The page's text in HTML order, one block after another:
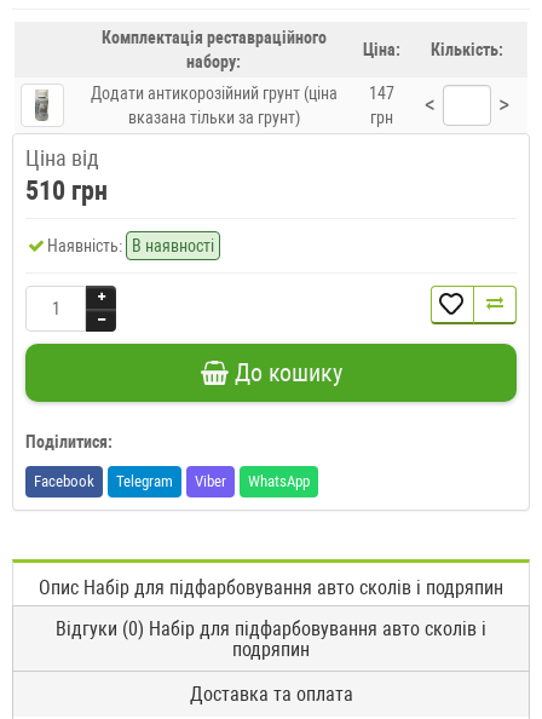
Комплектація реставраційного
набору:
Ціна: Кількість:
Додати антикорозійний грунт (ціна
вказана тільки за грунт)
147
грн
< >
Ціна від
510 грн
Наявність: В наявності
До кошику
Поділитися:
Facebook Telegram Viber WhatsApp
Опис Набір для підфарбовування авто сколів і подряпин
Відгуки (0) Набір для підфарбовування авто сколів і
подряпин
Доставка та оплата